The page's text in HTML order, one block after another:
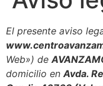
El presente aviso
Web») de
domicilio en Avda.